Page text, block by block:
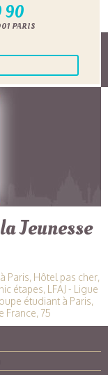
90
PARIS
Jeunesse
Paris, Hôtel pas cher,
étapes, LFAJ - Ligue
étudiant à Paris,
France, 75